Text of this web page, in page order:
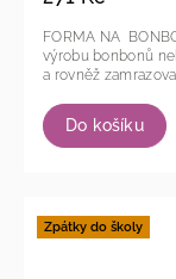
Do košíku
FORMA NA BONBONY -
výrobu bonbonů nebo jiných
Zpátky do školy